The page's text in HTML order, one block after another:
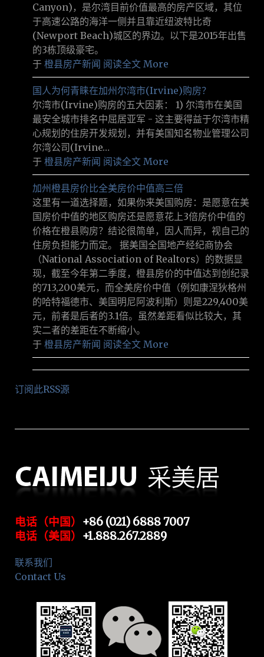
Canyon)，是尔湾目前价值最高的房产区域，其位
于高速公路的海洋一侧并且靠近纽波特比奇
(Newport Beach)城区的界边。以下是2015年出售
的3栋顶级豪宅。
于 橙县房产新闻 阅读全文 More
国人为何青睐在加州尔湾市(Irvine)购房？
尔湾市(Irvine)购房的五大因素： 1) 尔湾市在美国
最安全城市排名中屈居亚军 - 这主要得益于尔湾市精
心规划的住房开发规划，并有美国知名物业管理公司
尔湾公司(Irvine…
于 橙县房产新闻 阅读全文 More
加州橙县房价比全美房价中值高三倍
这里有一道选择题，如果你来美国购房：是愿意在美
国房价中值的地区购房还是愿意花上3倍房价中值的
价格在橙县购房？结论很简单，因人而异，视自己的
住房负担能力而定。 据美国全国地产经纪商协会
（National Association of Realtors）的数据显
现，截至今年第二季度，橙县房价的中值达到创纪录
的713,200美元，而全美房价中值（例如康涅狄格州
的哈特福德市、美国明尼阿波利斯）则是229,400美
元，前者是后者的3.1倍。虽然差距看似比较大，其
实二者的差距在不断缩小。
于 橙县房产新闻 阅读全文 More
订阅此RSS源
电话（中国） +86 (021) 6888 7007
电话（美国） +1.888.267.2889
联系我们
Contact Us